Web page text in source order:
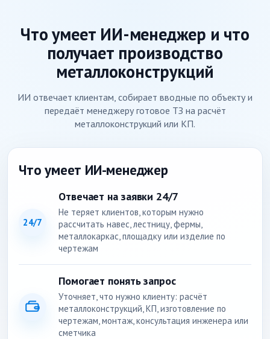
Что умеет ИИ-менеджер и что
получает производство
металлоконструкций
ИИ отвечает клиентам, собирает вводные по объекту и
передаёт менеджеру готовое ТЗ на расчёт
металлоконструкций или КП.
Что умеет ИИ-менеджер
24/7
Отвечает на заявки 24/7
Не теряет клиентов, которым нужно
рассчитать навес, лестницу, фермы,
металлокаркас, площадку или изделие по
чертежам
Помогает понять запрос
Уточняет, что нужно клиенту: расчёт
металлоконструкций, КП, изготовление по
чертежам, монтаж, консультация инженера или
сметчика